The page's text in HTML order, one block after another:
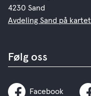
4230 Sand
Avdeling Sand på kartet
Følg oss
Facebook